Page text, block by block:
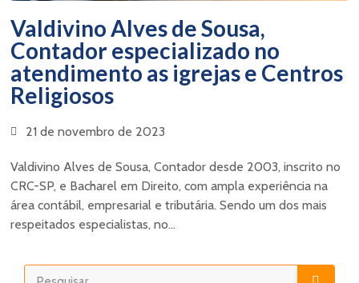
Valdivino Alves de Sousa,
Contador especializado no
atendimento as igrejas e Centros
Religiosos
21 de novembro de 2023
Valdivino Alves de Sousa, Contador desde 2003, inscrito no
CRC-SP, e Bacharel em Direito, com ampla experiência na
área contábil, empresarial e tributária. Sendo um dos mais
respeitados especialistas, no...